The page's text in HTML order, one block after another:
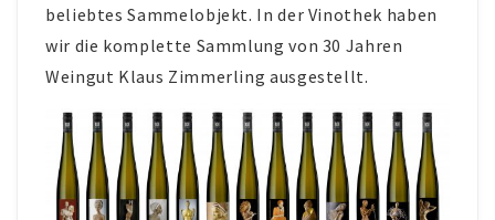
beliebtes Sammelobjekt. In der Vinothek haben
wir die komplette Sammlung von 30 Jahren
Weingut Klaus Zimmerling ausgestellt.